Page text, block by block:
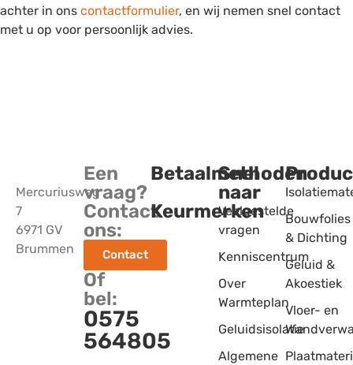
achter in ons contactformulier, en wij nemen snel contact
met u op voor persoonlijk advies.
Mercuriusweg
7
6971 GV
Brummen
Een
vraag?
Contact
ons:
Contact
Of
bel:
0575
564805
Betaalmethoden
Keurmerken
Snel
naar
Veelgestelde
vragen
Kenniscentrum
Over
Warmteplan
Geluidsisolatie
Algemene
Bouwfolies
& Dichting
Geluid &
Akoestiek
Vloer- en